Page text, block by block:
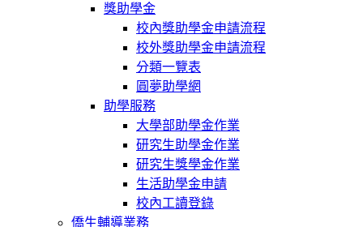
獎助學金
校內獎助學金申請流程
校外獎助學金申請流程
分類一覽表
圓夢助學網
助學服務
大學部助學金作業
研究生助學金作業
研究生獎學金作業
生活助學金申請
校內工讀登錄
僑生輔導業務